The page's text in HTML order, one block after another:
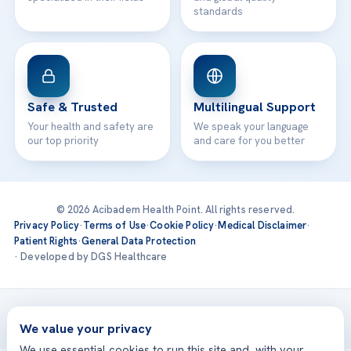
standards
Safe & Trusted
Your health and safety are
our top priority
Multilingual Support
We speak your language
and care for you better
© 2026 Acibadem Health Point. All rights reserved.
Privacy Policy·Terms of Use·Cookie Policy·Medical Disclaimer·
Patient Rights·General Data Protection
· Developed by DGS Healthcare
Treatments are delivered at our JCI-accredited hospitals —
Acıbadem International
We value your privacy